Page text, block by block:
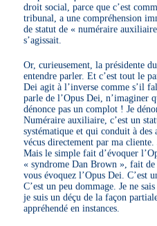
droit social, parce que c’est
tribunal, a une compréhension
de statut de « numéraire
s’agissait.
Or, curieusement, la présidente
entendre parler. Et c’est tout le
Dei agit à l’inverse comme s’il
parle de l’Opus Dei, n’imaginer
dénonce pas un complot ! Je
Numéraire auxiliaire, c’est un
systématique et qui conduit à des
vécus directement par ma cliente.
Mais le simple fait d’évoquer
« syndrome Dan Brown », fait
vous évoquez l’Opus Dei. C’est
C’est un peu dommage. Je ne
je suis un déçu de la façon
appréhendé en instances.